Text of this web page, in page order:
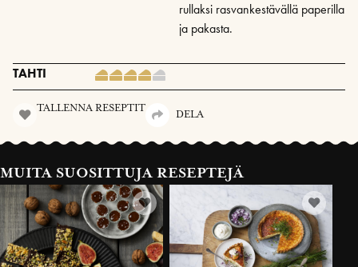
rullaksi rasvankestävällä paperilla
ja pakasta.
TAHTI
TALLENNA RESEPTIT
DELA
MUITA SUOSITTUJA RESEPTEJÄ